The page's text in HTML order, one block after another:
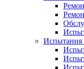
Испытания